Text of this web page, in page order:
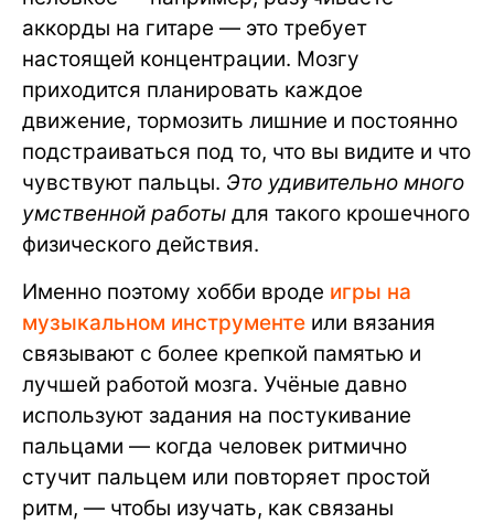
аккорды на гитаре — это требует
настоящей концентрации. Мозгу
приходится планировать каждое
движение, тормозить лишние и постоянно
подстраиваться под то, что вы видите и что
чувствуют пальцы. Это удивительно много
умственной работы для такого крошечного
физического действия.
Именно поэтому хобби вроде игры на
музыкальном инструменте или вязания
связывают с более крепкой памятью и
лучшей работой мозга. Учёные давно
используют задания на постукивание
пальцами — когда человек ритмично
стучит пальцем или повторяет простой
ритм, — чтобы изучать, как связаны